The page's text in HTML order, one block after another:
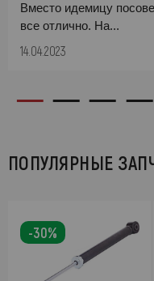
Вместо идемицу
все отлично. На...
14.04.2023
ПОПУЛЯРНЫЕ
-30%